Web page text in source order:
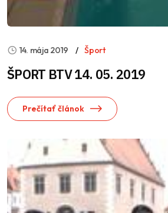
14. mája 2019 Šport
ŠPORT BTV 14. 05. 2019
Prečítať článok